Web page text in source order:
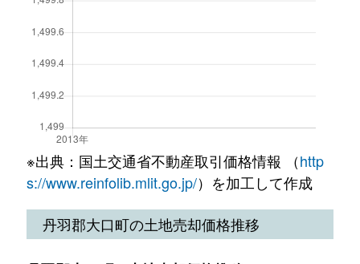
※出典：国土交通省不動産取引価格情報 （http
s://www.reinfolib.mlit.go.jp/）を加工して作成
丹羽郡大口町の土地売却価格推移